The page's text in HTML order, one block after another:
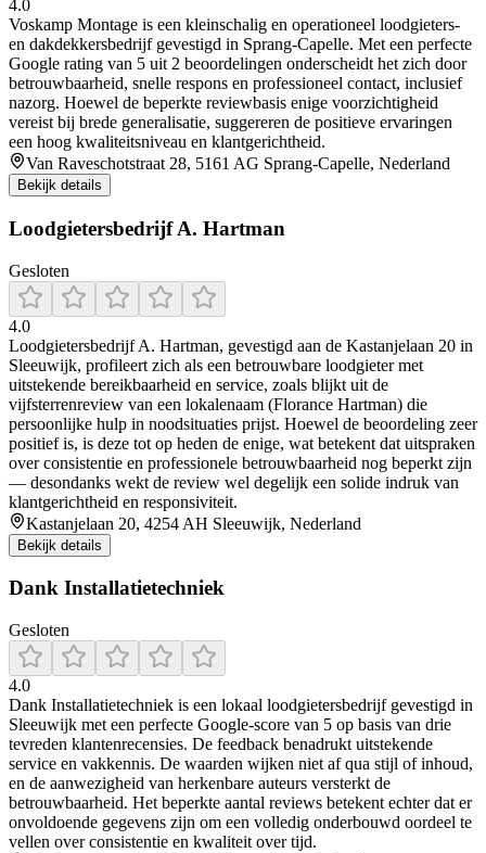
4.0
Voskamp Montage is een kleinschalig en operationeel loodgieters-
en dakdekkersbedrijf gevestigd in Sprang‑Capelle. Met een perfecte
Google rating van 5 uit 2 beoordelingen onderscheidt het zich door
betrouwbaarheid, snelle respons en professioneel contact, inclusief
nazorg. Hoewel de beperkte reviewbasis enige voorzichtigheid
vereist bij brede generalisatie, suggereren de positieve ervaringen
een hoog kwaliteitsniveau en klantgerichtheid.
Van Raveschotstraat 28, 5161 AG Sprang-Capelle, Nederland
Bekijk details
Loodgietersbedrijf A. Hartman
Gesloten
4.0
Loodgietersbedrijf A. Hartman, gevestigd aan de Kastanjelaan 20 in
Sleeuwijk, profileert zich als een betrouwbare loodgieter met
uitstekende bereikbaarheid en service, zoals blijkt uit de
vijfsterrenreview van een lokalenaam (Florance Hartman) die
persoonlijke hulp in noodsituaties prijst. Hoewel de beoordeling zeer
positief is, is deze tot op heden de enige, wat betekent dat uitspraken
over consistentie en professionele betrouwbaarheid nog beperkt zijn
— desondanks wekt de review wel degelijk een solide indruk van
klantgerichtheid en responsiviteit.
Kastanjelaan 20, 4254 AH Sleeuwijk, Nederland
Bekijk details
Dank Installatietechniek
Gesloten
4.0
Dank Installatietechniek is een lokaal loodgietersbedrijf gevestigd in
Sleeuwijk met een perfecte Google-score van 5 op basis van drie
tevreden klantenrecensies. De feedback benadrukt uitstekende
service en vakkennis. De waarden wijken niet af qua stijl of inhoud,
en de aanwezigheid van herkenbare auteurs versterkt de
betrouwbaarheid. Het beperkte aantal reviews betekent echter dat er
onvoldoende gegevens zijn om een volledig onderbouwd oordeel te
vellen over consistentie en kwaliteit over tijd.